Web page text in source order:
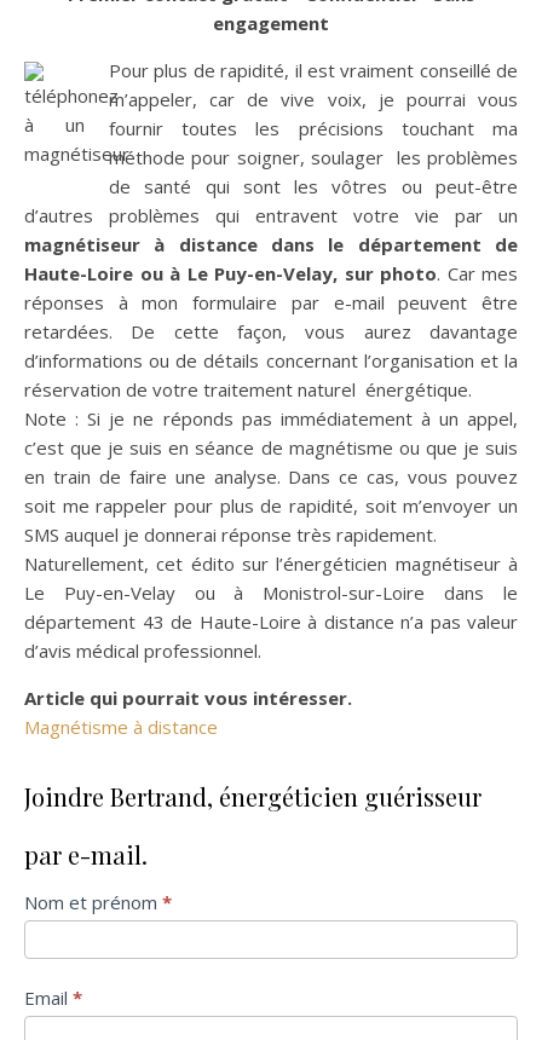
engagement
Pour plus de rapidité, il est vraiment conseillé de
m’appeler, car de vive voix, je pourrai vous
fournir toutes les précisions touchant ma
méthode pour soigner, soulager les problèmes
de santé qui sont les vôtres ou peut-être
d’autres problèmes qui entravent votre vie par un
magnétiseur à distance dans le département de
Haute-Loire ou à Le Puy-en-Velay, sur photo. Car mes
réponses à mon formulaire par e-mail peuvent être
retardées. De cette façon, vous aurez davantage
d’informations ou de détails concernant l’organisation et la
réservation de votre traitement naturel énergétique.
Note : Si je ne réponds pas immédiatement à un appel,
c’est que je suis en séance de magnétisme ou que je suis
en train de faire une analyse. Dans ce cas, vous pouvez
soit me rappeler pour plus de rapidité, soit m’envoyer un
SMS auquel je donnerai réponse très rapidement.
Naturellement, cet édito sur l’énergéticien magnétiseur à
Le Puy-en-Velay ou à Monistrol-sur-Loire dans le
département 43 de Haute-Loire à distance n’a pas valeur
d’avis médical professionnel.
Article qui pourrait vous intéresser.
Magnétisme à distance
Joindre Bertrand, énergéticien guérisseur
par e-mail.
Formulaire
de contact
Nom et prénom *
Email *